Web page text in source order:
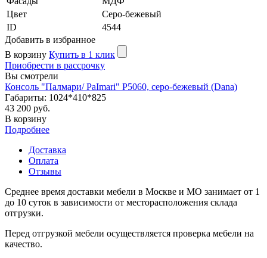
Цвет
Серо-бежевый
ID
4544
Добавить в избранное
В корзину Купить в 1 клик
Приобрести в рассрочку
Вы смотрели
Консоль "Палмари/ PaImari" P5060, серо-бежевый (Dana)
Габариты: 1024*410*825
43 200 руб.
В корзину
Подробнее
Доставка
Оплата
Отзывы
Среднее время доставки мебели в Москве и МО занимает от 1
до 10 суток в зависимости от месторасположения склада
отгрузки.
Перед отгрузкой мебели осуществляется проверка мебели на
качество.